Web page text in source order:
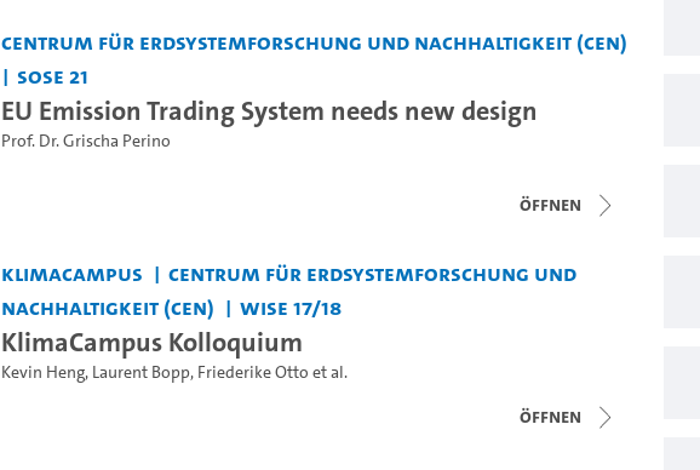
Centrum für Erdsystemforschung und Nachhaltigkeit (CEN)
SoSe 21
EU Emission Trading System needs new design
Prof. Dr. Grischa Perino
Öffnen
KlimaCampus
Centrum für Erdsystemforschung und
Nachhaltigkeit (CEN)
WiSe 17/18
KlimaCampus Kolloquium
Kevin Heng, Laurent Bopp, Friederike Otto et al.
Öffnen